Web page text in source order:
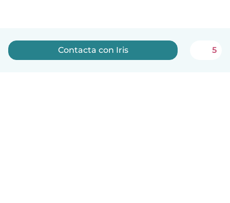
Contacta con Iris 5